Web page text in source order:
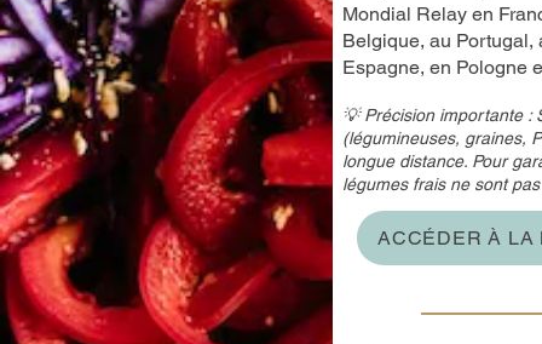
Mondial Relay en
Belgique, au Portugal,
Espagne, en Pologne
💡 Précision importante :
(légumineuses, graines,
longue distance. Pour
légumes frais ne sont
ACCÉDER À LA